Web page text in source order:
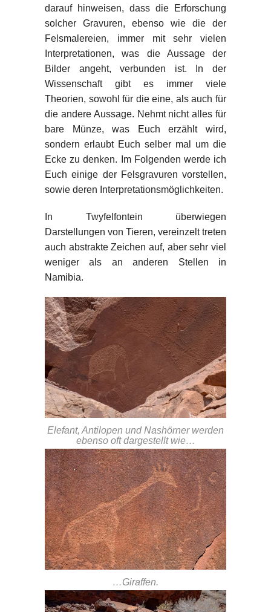
darauf hinweisen, dass die Erforschung
solcher Gravuren, ebenso wie die der
Felsmalereien, immer mit sehr vielen
Interpretationen, was die Aussage der
Bilder angeht, verbunden ist. In der
Wissenschaft gibt es immer viele
Theorien, sowohl für die eine, als auch für
die andere Aussage. Nehmt nicht alles für
bare Münze, was Euch erzählt wird,
sondern erlaubt Euch selber mal um die
Ecke zu denken. Im Folgenden werde ich
Euch einige der Felsgravuren vorstellen,
sowie deren Interpretationsmöglichkeiten.
In Twyfelfontein überwiegen
Darstellungen von Tieren, vereinzelt treten
auch abstrakte Zeichen auf, aber sehr viel
weniger als an anderen Stellen in
Namibia.
Elefant, Antilopen und Nashörner werden
ebenso oft dargestellt wie…
…Giraffen.